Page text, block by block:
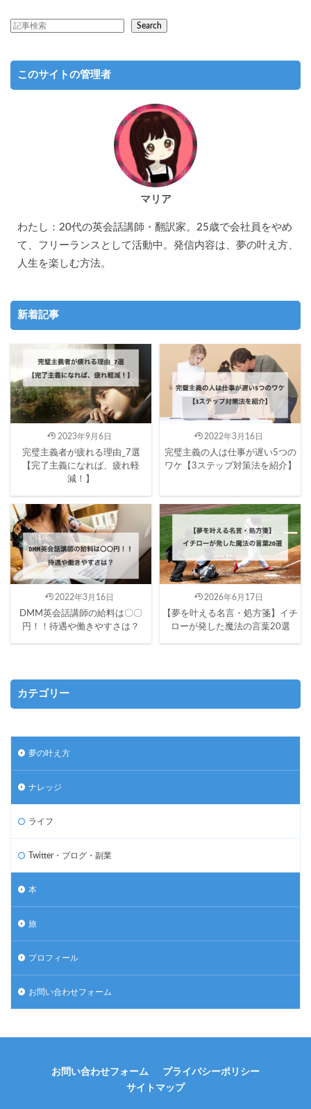
Search
このサイトの管理者
マリア
わたし：20代の英会話講師・翻訳家。25歳で会社員をやめ
て、フリーランスとして活動中。発信内容は、夢の叶え方、
人生を楽しむ方法。
新着記事
2023年9月6日
完璧主義者が疲れる理由_7選
【完了主義になれば、疲れ軽
減！】
2022年3月16日
完璧主義の人は仕事が遅い5つの
ワケ【3ステップ対策法を紹介】
2022年3月16日
DMM英会話講師の給料は〇〇
円！！待遇や働きやすさは？
2026年6月17日
【夢を叶える名言・処方箋】イチ
ローが発した魔法の言葉20選
カテゴリー
夢の叶え方
ナレッジ
ライフ
Twitter・ブログ・副業
本
旅
プロフィール
お問い合わせフォーム
お問い合わせフォーム
プライバシーポリシー
サイトマップ